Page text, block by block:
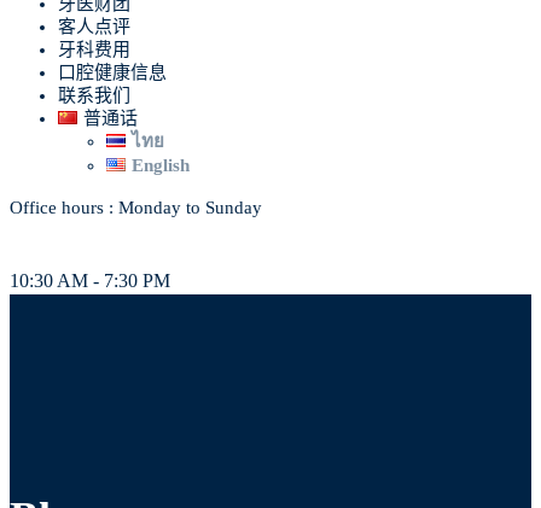
牙医财团
客人点评
牙科费用
口腔健康信息
联系我们
普通话
ไทย
English
Office hours : Monday to Sunday
10:30 AM - 7:30 PM